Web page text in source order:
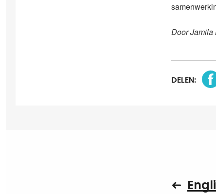
Door Jamila
DELEN: